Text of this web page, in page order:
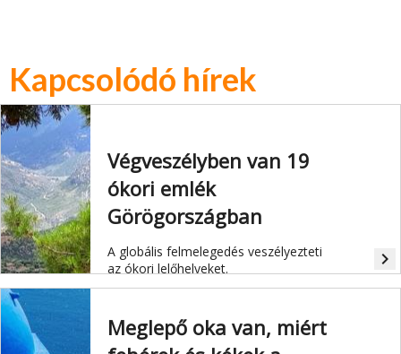
Kapcsolódó hírek
Végveszélyben van 19
ókori emlék
Görögországban
A globális felmelegedés veszélyezteti
az ókori lelőhelyeket.
navigate_next
Meglepő oka van, miért